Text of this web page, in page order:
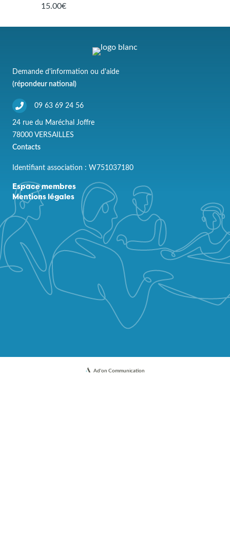
15.00€
Demande d'information ou d'aide
(répondeur national)
09 63 69 24 56
24 rue du Maréchal Joffre
78000 VERSAILLES
Contacts
Identifiant association : W751037180
Espace membres
Mentions légales
Ad'on Communication